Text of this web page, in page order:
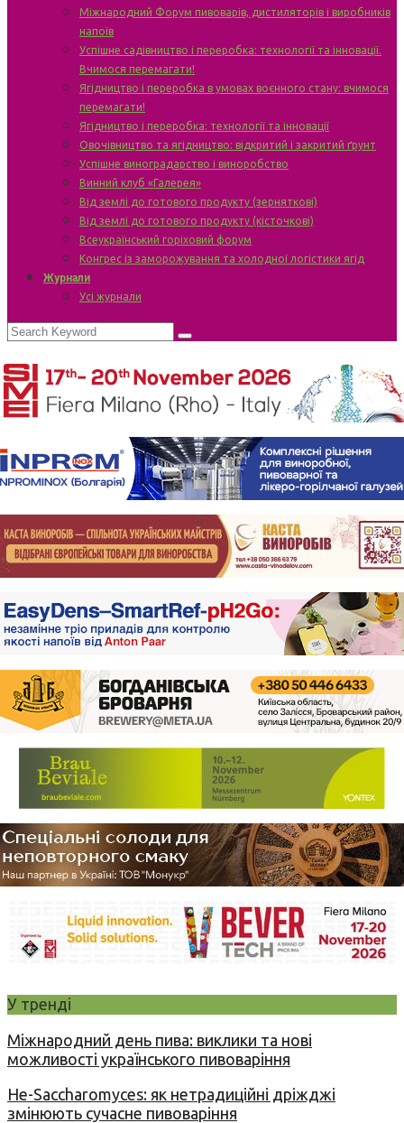
Міжнародний Форум пивоварів, дистиляторів і виробників
напоїв
Успішне садівництво і переробка: технології та інновації.
Вчимося перемагати!
Ягідництво і переробка в умовах воєнного стану: вчимося
перемагати!
Ягідництво і переробка: технології та інновації
Овочівництво та ягідництво: відкритий і закритий ґрунт
Успішне виноградарство і виноробство
Винний клуб «Галерея»
Від землі до готового продукту (зерняткові)
Від землі до готового продукту (кісточкові)
Всеукраїнський горіховий форум
Конгрес із заморожування та холодної логістики ягід
Журнали
Усі журнали
У тренді
Міжнародний день пива: виклики та нові
можливості українського пивоваріння
Не-Saccharomyces: як нетрадиційні дріжджі
змінюють сучасне пивоваріння